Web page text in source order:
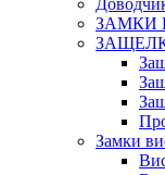
ЗАМКИ
Замки